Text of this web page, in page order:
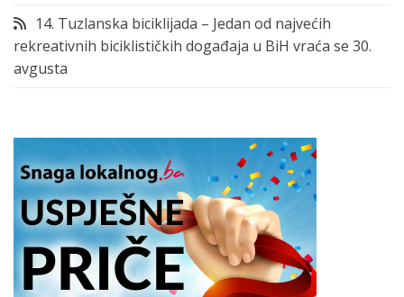
14. Tuzlanska biciklijada – Jedan od najvećih
rekreativnih biciklističkih događaja u BiH vraća se 30.
avgusta